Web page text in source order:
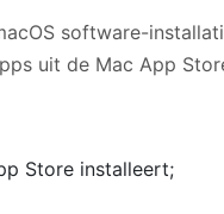
software-
uit de Mac App
Store installeert;